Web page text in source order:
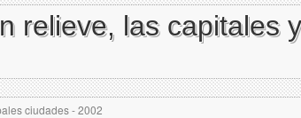
relieve, las capitales
ciudades - 2002